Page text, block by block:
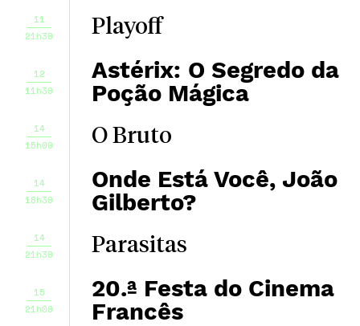
11
21h30
Playoff
12
11h30
Astérix: O Segredo da
Poção Mágica
14
15h00
O Bruto
14
18h30
Onde Está Você, João
Gilberto?
14
21h30
Parasitas
15
21h00
20.ª Festa do Cinema
Francês